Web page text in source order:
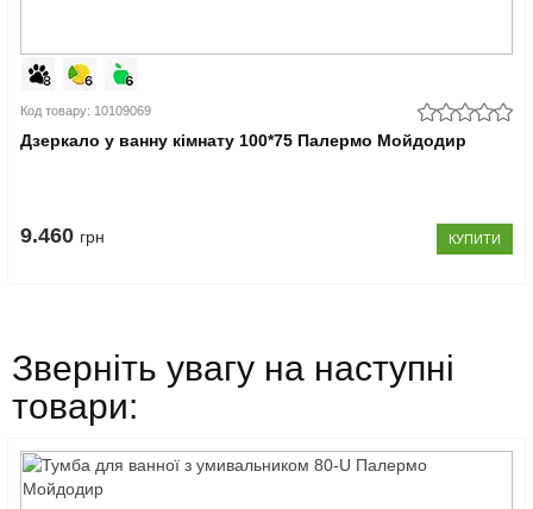
Код товару: 10109069
Дзеркало у ванну кімнату 100*75 Палермо Мойдодир
9.460 грн КУПИТИ
Зверніть увагу на наступні
товари: